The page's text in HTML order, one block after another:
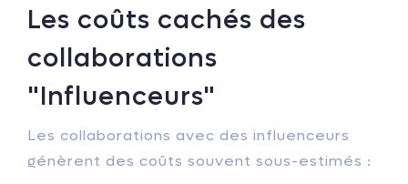
Les coûts cachés des
collaborations
"Influenceurs"
Les collaborations avec des influenceurs
génèrent des coûts souvent sous-estimés :